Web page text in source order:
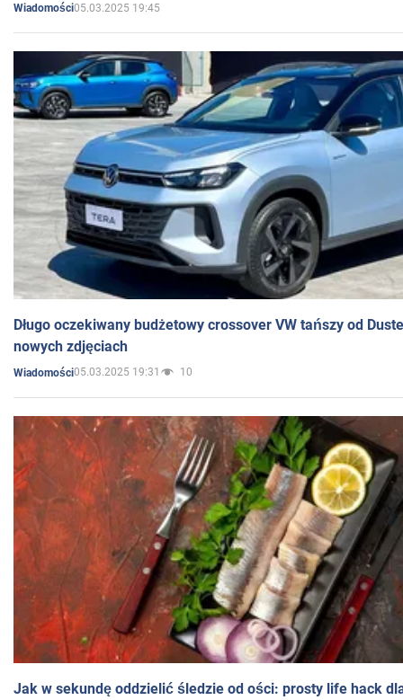
Wiadomości05.03.2025 19:45
Długo oczekiwany budżetowy crossover VW tańszy od
nowych zdjęciach
Wiadomości05.03.2025 19:31 10
Jak w sekundę oddzielić śledzie od ości: prosty life hack